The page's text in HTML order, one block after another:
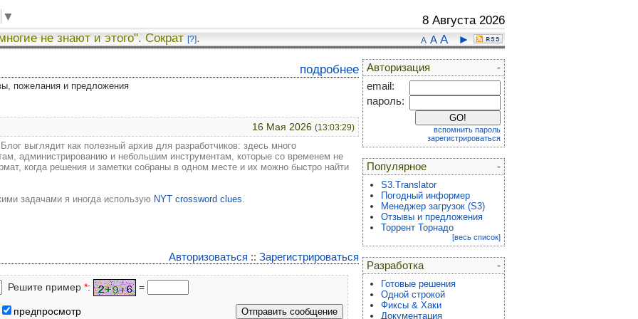
▼ 8 Августа 2026
A A A ►
не знают и этого". Сократ [?].
подробнее
пожелания и предложения
16 Мая 2026 (13:03:29)
выглядит как полезный архив для разработчиков: здесь много
администрированию и небольшим инструментам, которые со временем не
когда решения и заметки собраны в одном месте и их можно быстро найти
задачами я иногда использую NYT crossword clues.
Авторизоваться :: Зарегистрироваться
Решите пример *: =
предпросмотр
-
Авторизация
email:
пароль:
вспомнить пароль
зарегистрироваться
-
Популярное
S3.Translator
Погодный информер
Менеджер загрузок (S3)
Отзывы и предложения
Торрент Торнадо
[весь список]
-
Разработка
Готовые решения
Одной строкой
Фиксы & Хаки
Документация